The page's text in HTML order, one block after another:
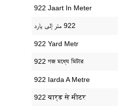
‎922 Jaart In Meter
‎922 Yard Metr
‎922 গজ মধ্যে মিটার
‎922 Iarda A Metre
‎922 यार्ड से मीटर